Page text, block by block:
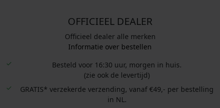
OFFICIEEL DEALER
Officieel dealer alle merken
Informatie over bestellen
Besteld voor 16:30 uur, morgen in huis.
(zie ook de levertijd)
GRATIS* verzekerde verzending, vanaf €49,- per bestelling
in NL.